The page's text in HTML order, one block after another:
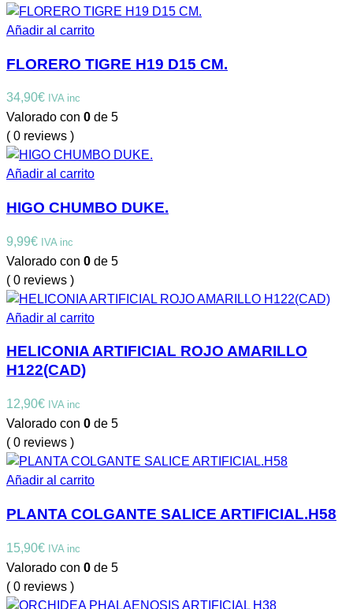
Añadir al carrito
FLORERO TIGRE H19 D15 CM.
34,90€ IVA inc
Valorado con 0 de 5
( 0 reviews )
Añadir al carrito
HIGO CHUMBO DUKE.
9,99€ IVA inc
Valorado con 0 de 5
( 0 reviews )
Añadir al carrito
HELICONIA ARTIFICIAL ROJO AMARILLO
H122(CAD)
12,90€ IVA inc
Valorado con 0 de 5
( 0 reviews )
Añadir al carrito
PLANTA COLGANTE SALICE ARTIFICIAL.H58
15,90€ IVA inc
Valorado con 0 de 5
( 0 reviews )